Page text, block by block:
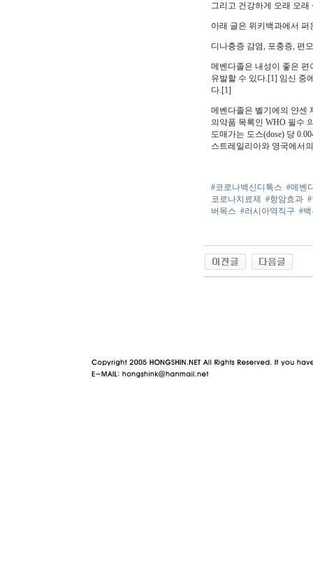
그리고 건강하게 오래 오래
아래 글은 위키백과에서 퍼
디나충증 감염, 포충증, 편
메벤다졸은 내성이 좋은
유발할 수 있다.[1] 임신 중
다.[1]
메벤다졸은 벨기에의 얀센
의약품 목록인 WHO 필수
도매가는 도스(dose) 당
스트레일리아와 영국에서
#코로나백신디톡스 #메벤
코로나치료제
#항암효과
버목스 #러시아역직구 #